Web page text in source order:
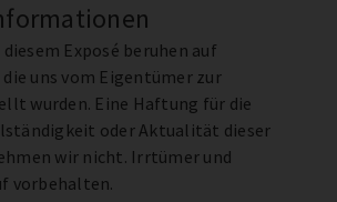
Exposé beruhen auf
uns vom Eigentümer zur
wurden. Eine Haftung für die
oder Aktualität dieser
wir nicht. Irrtümer und
vorbehalten.